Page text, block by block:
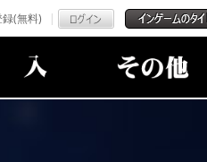
(無料)